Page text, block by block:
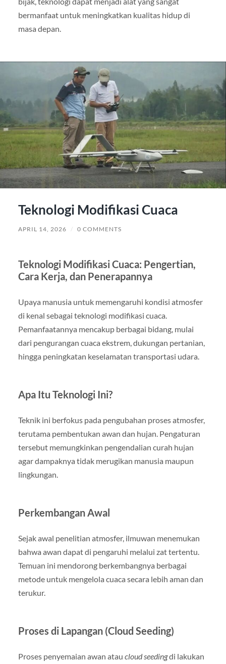
bermanfaat untuk meningkatkan kualitas hidup di
masa depan.
Teknologi Modifikasi Cuaca
APRIL 14, 2026 / 0 COMMENTS
Teknologi Modifikasi Cuaca: Pengertian,
Cara Kerja, dan Penerapannya
Upaya manusia untuk memengaruhi kondisi atmosfer
di kenal sebagai teknologi modifikasi cuaca.
Pemanfaatannya mencakup berbagai bidang, mulai
dari pengurangan cuaca ekstrem, dukungan pertanian,
hingga peningkatan keselamatan transportasi udara.
Apa Itu Teknologi Ini?
Teknik ini berfokus pada pengubahan proses atmosfer,
terutama pembentukan awan dan hujan. Pengaturan
tersebut memungkinkan pengendalian curah hujan
agar dampaknya tidak merugikan manusia maupun
lingkungan.
Perkembangan Awal
Sejak awal penelitian atmosfer, ilmuwan menemukan
bahwa awan dapat di pengaruhi melalui zat tertentu.
Temuan ini mendorong berkembangnya berbagai
metode untuk mengelola cuaca secara lebih aman dan
terukur.
Proses di Lapangan (Cloud Seeding)
Proses penyemaian awan atau cloud seedingdi lakukan